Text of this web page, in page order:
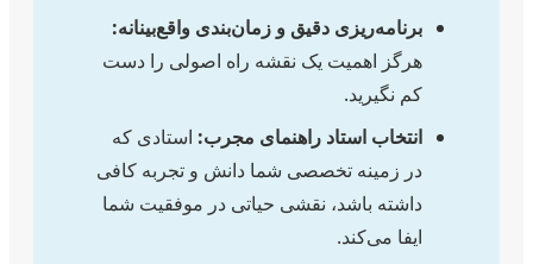
برنامه‌ریزی دقیق و زمان‌بندی واقع‌بینانه:
هرگز اهمیت یک نقشه راه اصولی را دست
کم نگیرید.
انتخاب استاد راهنمای مجرب: استادی که
در زمینه تخصصی شما دانش و تجربه کافی
داشته باشد، نقشی حیاتی در موفقیت شما
ایفا می‌کند.